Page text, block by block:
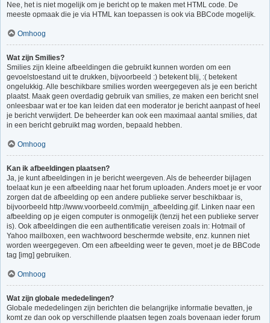
Nee, het is niet mogelijk om je bericht op te maken met HTML code. De
meeste opmaak die je via HTML kan toepassen is ook via BBCode mogelijk.
Omhoog
Wat zijn Smilies?
Smilies zijn kleine afbeeldingen die gebruikt kunnen worden om een
gevoelstoestand uit te drukken, bijvoorbeeld :) betekent blij, :( betekent
ongelukkig. Alle beschikbare smilies worden weergegeven als je een bericht
plaatst. Maak geen overdadig gebruik van smilies, ze maken een bericht snel
onleesbaar wat er toe kan leiden dat een moderator je bericht aanpast of heel
je bericht verwijdert. De beheerder kan ook een maximaal aantal smilies, dat
in een bericht gebruikt mag worden, bepaald hebben.
Omhoog
Kan ik afbeeldingen plaatsen?
Ja, je kunt afbeeldingen in je bericht weergeven. Als de beheerder bijlagen
toelaat kun je een afbeelding naar het forum uploaden. Anders moet je er voor
zorgen dat de afbeelding op een andere publieke server beschikbaar is,
bijvoorbeeld http://www.voorbeeld.com/mijn_afbeelding.gif. Linken naar een
afbeelding op je eigen computer is onmogelijk (tenzij het een publieke server
is). Ook afbeeldingen die een authentificatie vereisen zoals in: Hotmail of
Yahoo mailboxen, een wachtwoord beschermde website, enz. kunnen niet
worden weergegeven. Om een afbeelding weer te geven, moet je de BBCode
tag [img] gebruiken.
Omhoog
Wat zijn globale mededelingen?
Globale mededelingen zijn berichten die belangrijke informatie bevatten, je
komt ze dan ook op verschillende plaatsen tegen zoals bovenaan ieder forum